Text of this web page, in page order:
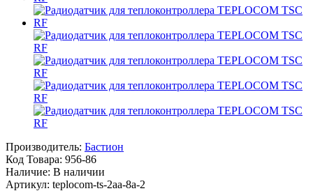
Производитель: Бастион
Код Товара: 956-86
Наличие: В наличии
Артикул: teplocom-ts-2aa-8a-2